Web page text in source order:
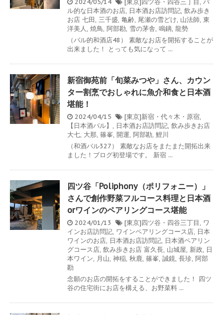
ル的な日本酒のお店, 日本酒お店訪問記, 飲み歩き
お店 七田, 三千盛, 亀齢, 尾瀬の雪どけ, 山法師, 東
洋美人, 焼鳥, 阿部勘, 雪の茅舎, 鳴鏑, 龍勢
（バル的和酒店48） 素敵なお店を開拓することが
出来ました！ とっても気になって ...
新宿御苑前「旬菜みつや」さん、カウン
ター割烹でおしゃれに魚介和食と日本酒
堪能！
2024/04/15 [東京]新宿・代々木・原宿,
【日本酒バル】 , 日本酒お店訪問記, 飲み歩きお店
大七, 大那, 篠峯, 開運, 阿部勘, 鯉川
（和酒バル327） 素敵なお店をまたまた開拓出来
ました！ブログ初登場です。 新宿 ...
四ツ谷「Poliphony（ポリフォニー）」
さんで創作野菜フルコース料理と日本酒
orワインのペアリングコース堪能
2024/01/13 [東京]四ツ谷・四谷三丁目, ワ
インお店訪問記, ワインペアリングコース店, 日本
ワインのお店, 日本酒お店訪問記, 日本酒ペアリン
グコース店, 飲み歩きお店 富久長, 山城屋, 新政, 日
本ワイン, 月山, 神稲, 秋鹿, 篠峯, 誠鏡, 長珍, 阿部
勘
念願のお店の開拓をすることができました！ 四ツ
谷の住宅街にお店を構える、お野菜料 ...